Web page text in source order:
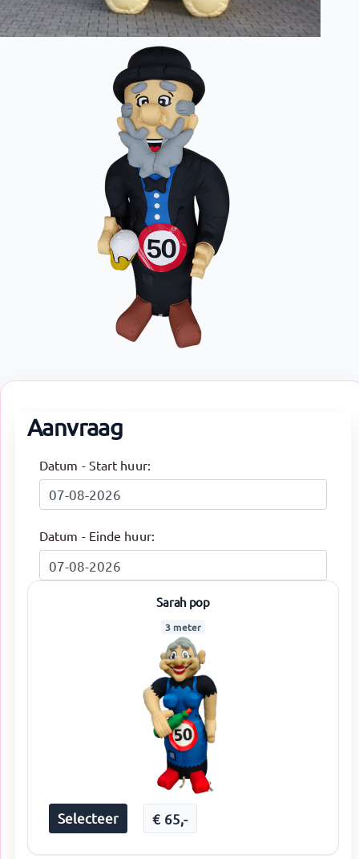
Aanvraag
Datum - Start huur:
Datum - Einde huur:
Sarah pop
3 meter
Selecteer € 65,-